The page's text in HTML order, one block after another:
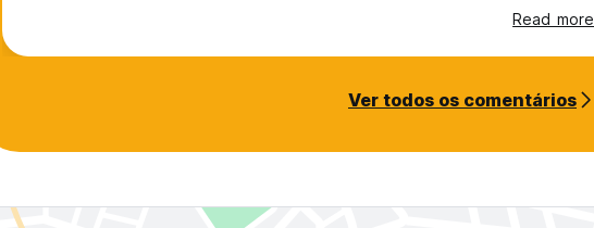
Read more
Ver todos os comentários